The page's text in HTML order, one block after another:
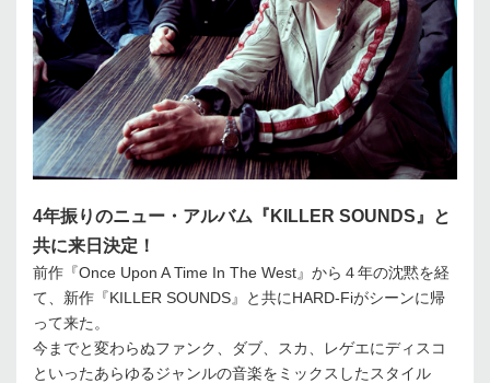
4年振りのニュー・アルバム『KILLER SOUNDS』と
共に来日決定！
前作『Once Upon A Time In The West』から４年の沈黙を経
て、新作『KILLER SOUNDS』と共にHARD-Fiがシーンに帰
って来た。
今までと変わらぬファンク、ダブ、スカ、レゲエにディスコ
といったあらゆるジャンルの音楽をミックスしたスタイル